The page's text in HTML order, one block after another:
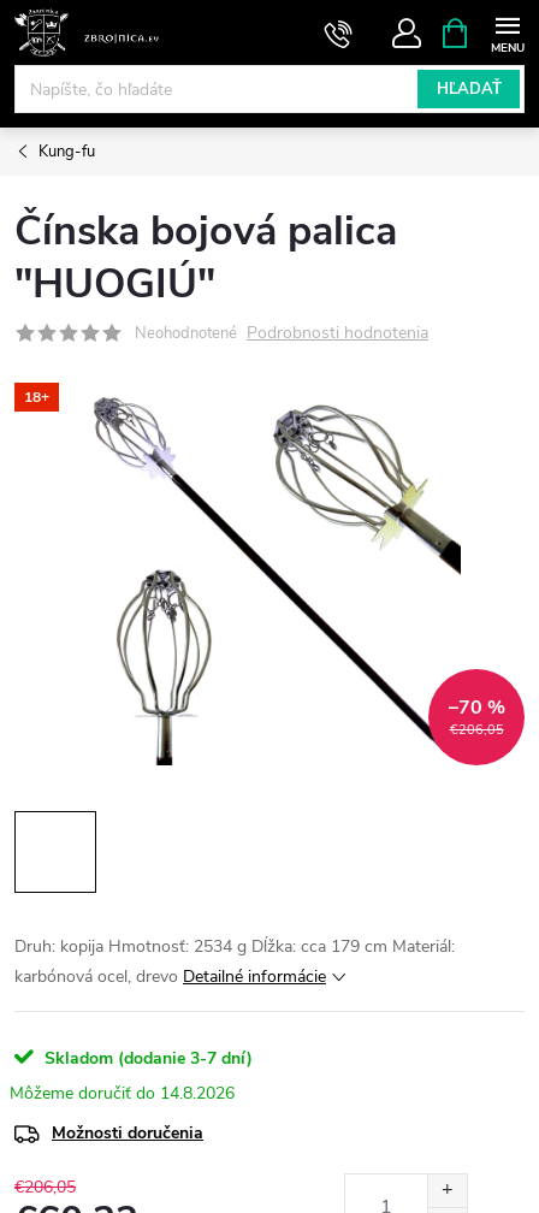
Prejsť
obsah
HĽADAŤ
KOŠÍK
Kung-fu
Čínska bojová palica
"HUOGIÚ"
Neohodnotené Podrobnosti hodnotenia
18+
€206,05
–70 %
Druh: kopija Hmotnosť: 2534 g Dĺžka: cca 179 cm Materiál:
karbónová ocel, drevo Detailné informácie
Skladom (dodanie 3-7 dní)
14.8.2026
Možnosti doručenia
€206,05